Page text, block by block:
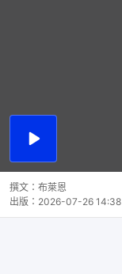
播
撰文： 布萊恩
出版： 2026-07-26 14:38